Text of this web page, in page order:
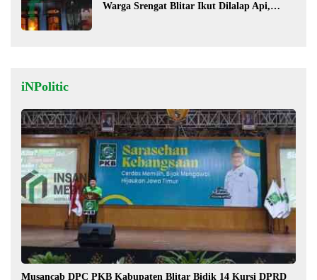
Warga Srengat Blitar Ikut Dilalap Api,
iNPolitic
Musancab DPC PKB Kabupaten Blitar Bidik 14 Kursi DPRD